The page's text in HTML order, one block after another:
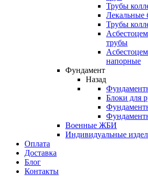
Трубы
Лекальные
Трубы
трубы
напорные
Фундамент
Назад
Блоки для
Военные ЖБИ
Индивидуальные
Оплата
Доставка
Блог
Контакты